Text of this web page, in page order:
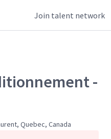
Join talent network
-
Quebec, Canada